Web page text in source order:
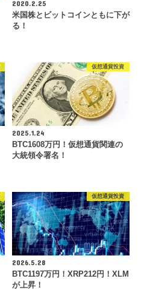
2020.2.25
米国株とビットコインともに下が
る！
仮想通貨投資
2025.1.24
BTC1608万円！仮想通貨関連の
大統領令署名！
仮想通貨投資
2026.5.28
BTC1197万円！XRP212円！XLM
が上昇！